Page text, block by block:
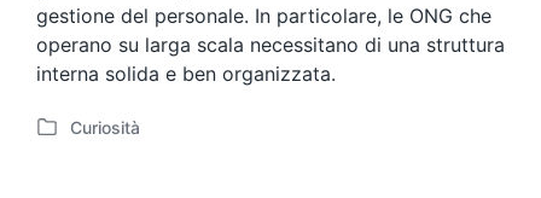
gestione del personale. In particolare, le ONG che
operano su larga scala necessitano di una struttura
interna solida e ben organizzata.
P
Curiosità